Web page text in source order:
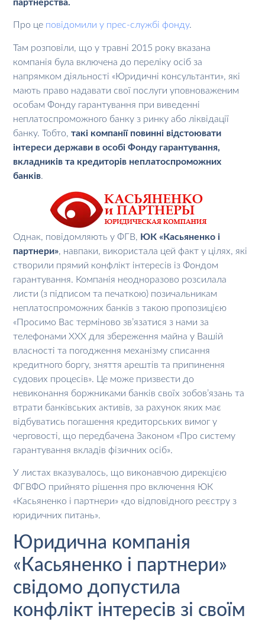
партнерства.
Про це повідомили у прес-службі фонду.
Там розповіли, що у травні 2015 року вказана
компанія була включена до переліку осіб за
напрямком діяльності «Юридичні консультанти», які
мають право надавати свої послуги уповноваженим
особам Фонду гарантування при виведенні
неплатоспроможного банку з ринку або ліквідації
банку. Тобто,такі компанії повинні відстоювати
інтереси держави в особі Фонду гарантування,
вкладників та кредиторів неплатоспроможних
банків.
Однак, повідомляють у ФГВ, ЮК «Касьяненко і
партнери», навпаки, використала цей факт у цілях, які
створили прямий конфлікт інтересів із Фондом
гарантування. Компанія неодноразово розсилала
листи (з підписом та печаткою) позичальникам
неплатоспроможних банків з такою пропозицією
«Просимо Вас терміново зв’язатися з нами за
телефонами ХХХ для збереження майна у Вашій
власності та погодження механізму списання
кредитного боргу, зняття арештів та припинення
судових процесів». Це може призвести до
невиконання боржниками банків своїх зобов’язань та
втрати банківських активів, за рахунок яких має
відбуватись погашення кредиторських вимог у
черговості, що передбачена Законом «Про систему
гарантування вкладів фізичних осіб».
У листах вказувалось, що виконавчою дирекцією
ФГВФО прийнято рішення про включення ЮК
«Касьяненко і партнери» «до відповідного реєстру з
юридичних питань».
Юридична компанія
«Касьяненко і партнери»
свідомо допустила
конфлікт інтересів зі своїм